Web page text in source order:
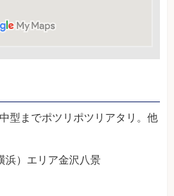
型までポツリポツリアタリ。他
浜）エリア金沢八景